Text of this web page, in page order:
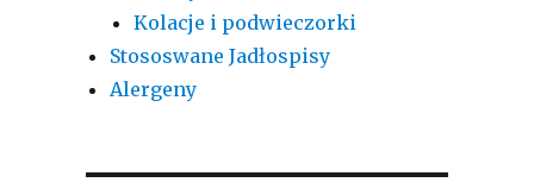
Kolacje i podwieczorki
Stososwane Jadłospisy
Alergeny